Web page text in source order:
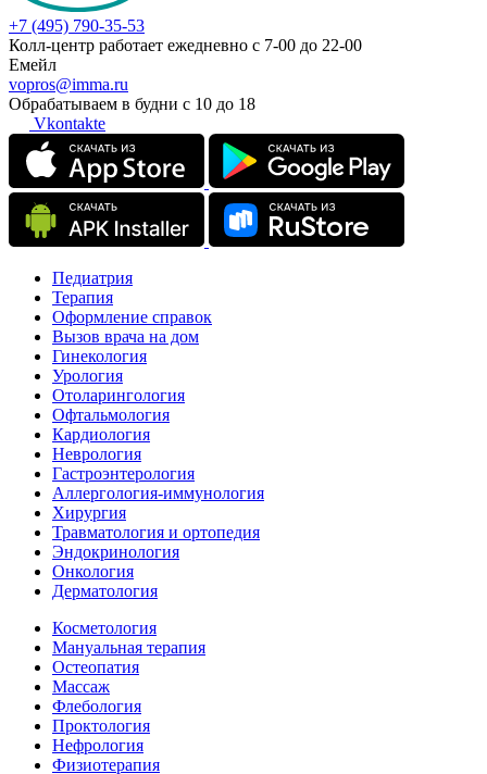
+7 (495) 790-35-53
Колл-центр работает ежедневно с 7-00 до 22-00
Емейл
vopros@imma.ru
Обрабатываем в будни с 10 до 18
Vkontakte
Педиатрия
Терапия
Оформление справок
Вызов врача на дом
Гинекология
Урология
Отоларингология
Офтальмология
Кардиология
Неврология
Гастроэнтерология
Аллергология-иммунология
Хирургия
Травматология и ортопедия
Эндокринология
Онкология
Дерматология
Косметология
Мануальная терапия
Остеопатия
Массаж
Флебология
Проктология
Нефрология
Физиотерапия